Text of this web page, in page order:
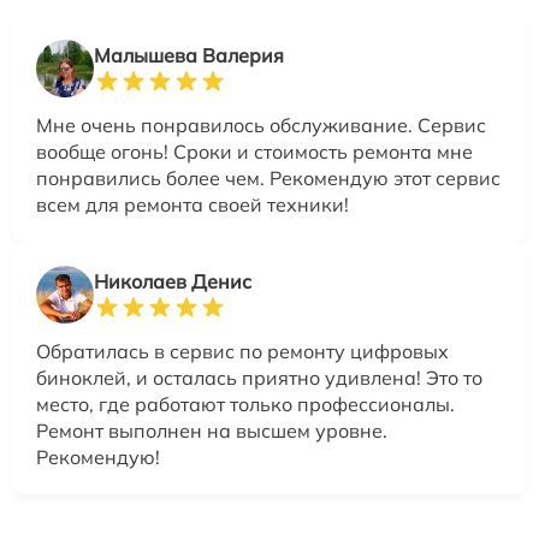
Малышева Валерия
Мне очень понравилось обслуживание. Сервис
вообще огонь! Сроки и стоимость ремонта мне
понравились более чем. Рекомендую этот сервис
всем для ремонта своей техники!
Николаев Денис
Обратилась в сервис по ремонту цифровых
биноклей, и осталась приятно удивлена! Это то
место, где работают только профессионалы.
Ремонт выполнен на высшем уровне.
Рекомендую!